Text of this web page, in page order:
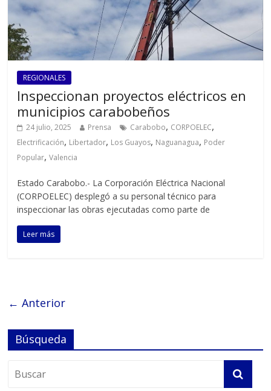
REGIONALES
Inspeccionan proyectos eléctricos en
municipios carabobeños
24 julio, 2025 Prensa Carabobo, CORPOELEC,
Electrificación, Libertador, Los Guayos, Naguanagua, Poder
Popular,Valencia
Estado Carabobo.- La Corporación Eléctrica Nacional
(CORPOELEC) desplegó a su personal técnico para
inspeccionar las obras ejecutadas como parte de
Leer más
← Anterior
Búsqueda